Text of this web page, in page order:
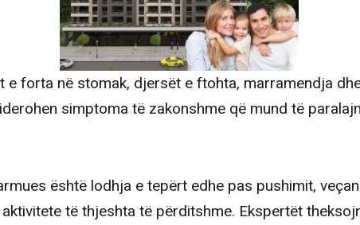
e forta në stomak, djersët e ftohta, marramendja
simptoma të zakonshme që mund të
është lodhja e tepërt edhe pas pushimit,
të thjeshta të përditshme. Ekspertët